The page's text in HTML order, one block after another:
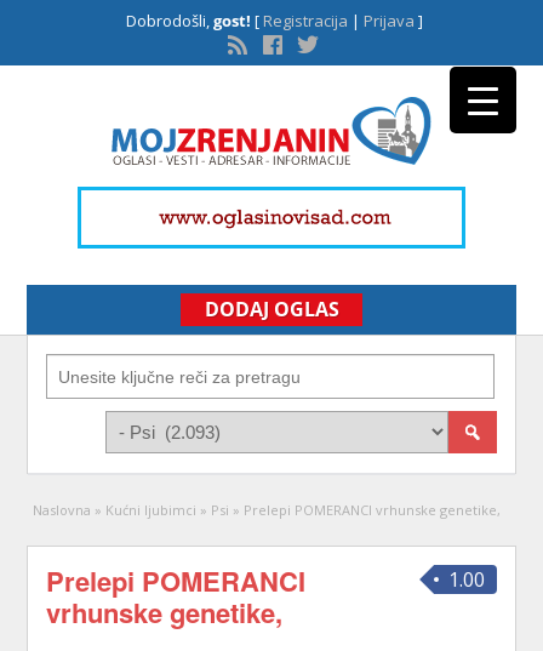
Dobrodošli,gost! [Registracija | Prijava ]
DODAJ OGLAS
Naslovna » Kućni ljubimci » Psi » Prelepi POMERANCI vrhunske genetike,
1.00
Prelepi POMERANCI
vrhunske genetike,